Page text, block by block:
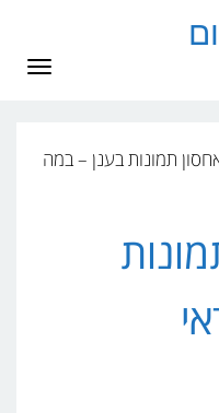
תמונות בענן – במה